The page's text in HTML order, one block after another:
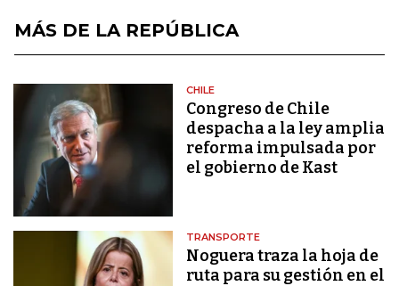
MÁS DE LA REPÚBLICA
CHILE
Congreso de Chile
despacha a la ley amplia
reforma impulsada por
el gobierno de Kast
TRANSPORTE
Noguera traza la hoja de
ruta para su gestión en el